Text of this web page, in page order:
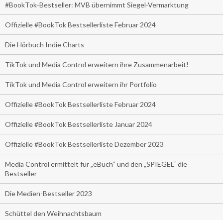
#BookTok-Bestseller: MVB übernimmt Siegel-Vermarktung
Offizielle #BookTok Bestsellerliste Februar 2024
Die Hörbuch Indie Charts
TikTok und Media Control erweitern ihre Zusammenarbeit!
TikTok und Media Control erweitern ihr Portfolio
Offizielle #BookTok Bestsellerliste Februar 2024
Offizielle #BookTok Bestsellerliste Januar 2024
Offizielle #BookTok Bestsellerliste Dezember 2023
Media Control ermittelt für „eBuch“ und den „SPIEGEL“ die
Bestseller
Die Medien-Bestseller 2023
Schüttel den Weihnachtsbaum